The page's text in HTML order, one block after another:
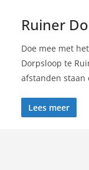
Ruiner
Doe mee met
Dorpsloop te
afstanden staan
Lees meer